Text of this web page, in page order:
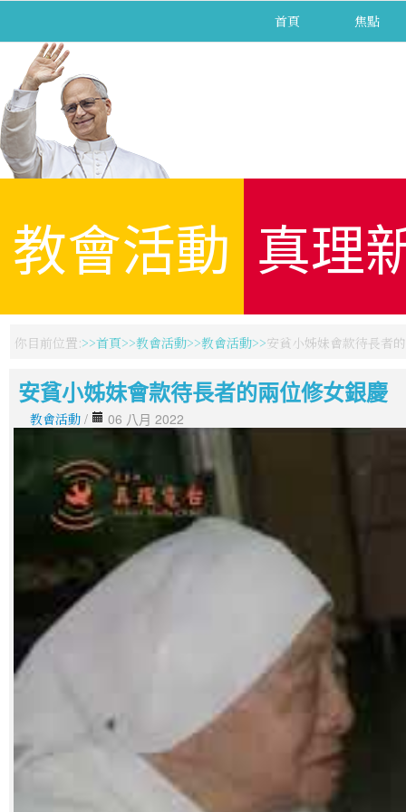
首頁 焦點
教會活動 真理
你目前位置: 首頁 教會活動 教會活動 安貧小姊妹會款待長者
安貧小姊妹會款待長者的兩位修女銀慶
教會活動 / 06 八月 2022